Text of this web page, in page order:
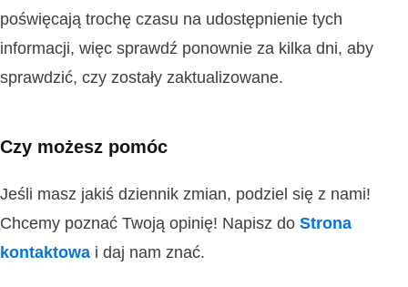
poświęcają trochę czasu na udostępnienie tych
informacji, więc sprawdź ponownie za kilka dni, aby
sprawdzić, czy zostały zaktualizowane.
Czy możesz pomóc
Jeśli masz jakiś dziennik zmian, podziel się z nami!
Chcemy poznać Twoją opinię! Napisz do Strona
kontaktowa i daj nam znać.